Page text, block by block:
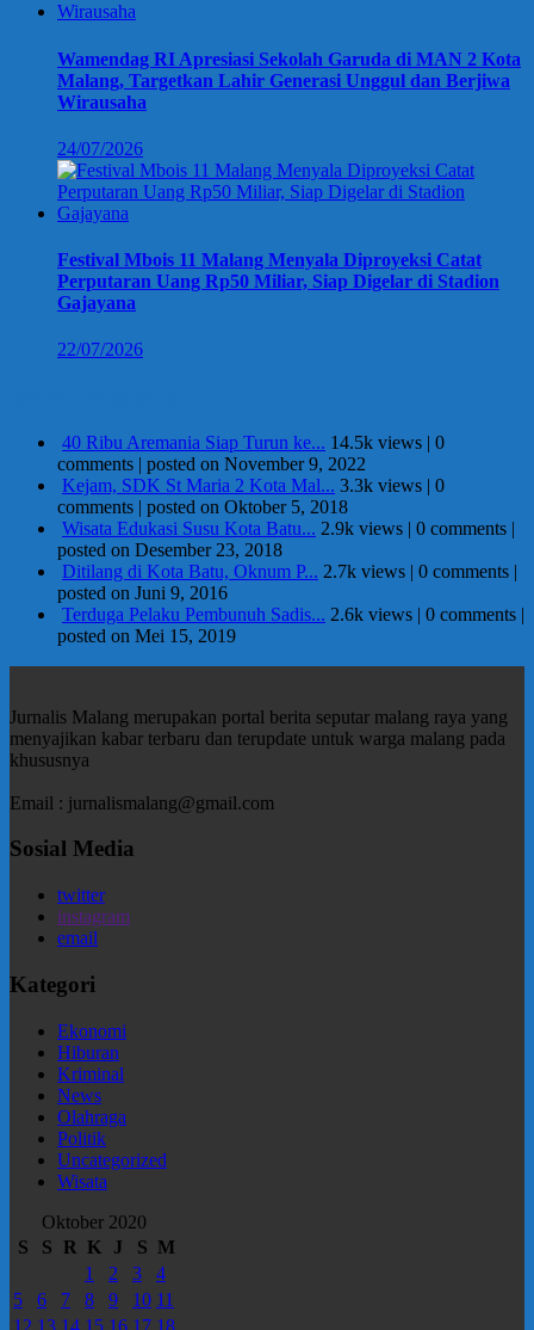
Wamendag RI Apresiasi Sekolah Garuda di MAN 2 Kota
Malang, Targetkan Lahir Generasi Unggul dan Berjiwa
Wirausaha
24/07/2026
Festival Mbois 11 Malang Menyala Diproyeksi Catat
Perputaran Uang Rp50 Miliar, Siap Digelar di Stadion
Gajayana
22/07/2026
40 Ribu Aremania Siap Turun ke... 14.5k views | 0
comments | posted on November 9, 2022
Kejam, SDK St Maria 2 Kota Mal... 3.3k views | 0
comments | posted on Oktober 5, 2018
Wisata Edukasi Susu Kota Batu... 2.9k views | 0 comments |
posted on Desember 23, 2018
Ditilang di Kota Batu, Oknum P... 2.7k views | 0 comments |
posted on Juni 9, 2016
Terduga Pelaku Pembunuh Sadis... 2.6k views | 0 comments |
posted on Mei 15, 2019
Jurnalis Malang merupakan portal berita seputar malang raya yang
menyajikan kabar terbaru dan terupdate untuk warga malang pada
khususnya
Email : jurnalismalang@gmail.com
Sosial Media
twitter
instagram
email
Kategori
Ekonomi
Hiburan
Kriminal
News
Olahraga
Politik
Uncategorized
Wisata
Oktober 2020
S
S R K J S M
1
2 3
4
5
6 7 8 9 10 11
12 13 14 15 16 17 18